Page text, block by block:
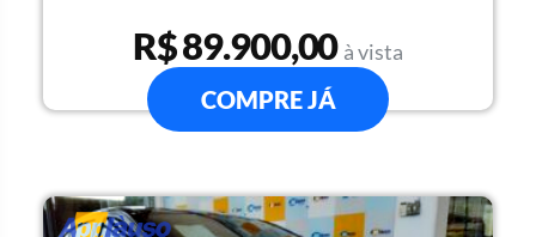
R$ 89.900,00 à vista
COMPRE JÁ